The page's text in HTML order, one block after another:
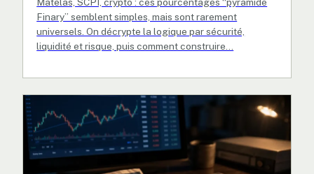
Finary” semblent simples, mais sont rarement
universels. On décrypte la logique par sécurité,
liquidité et risque, puis comment construire…